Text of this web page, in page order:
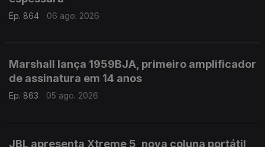
Ep. 864 06 ago. 2026
Marshall lança 1959BJA, primeiro amplificador
de assinatura em 14 anos
Ep. 863 05 ago. 2026
JBL apresenta Xtreme 5, nova coluna portátil